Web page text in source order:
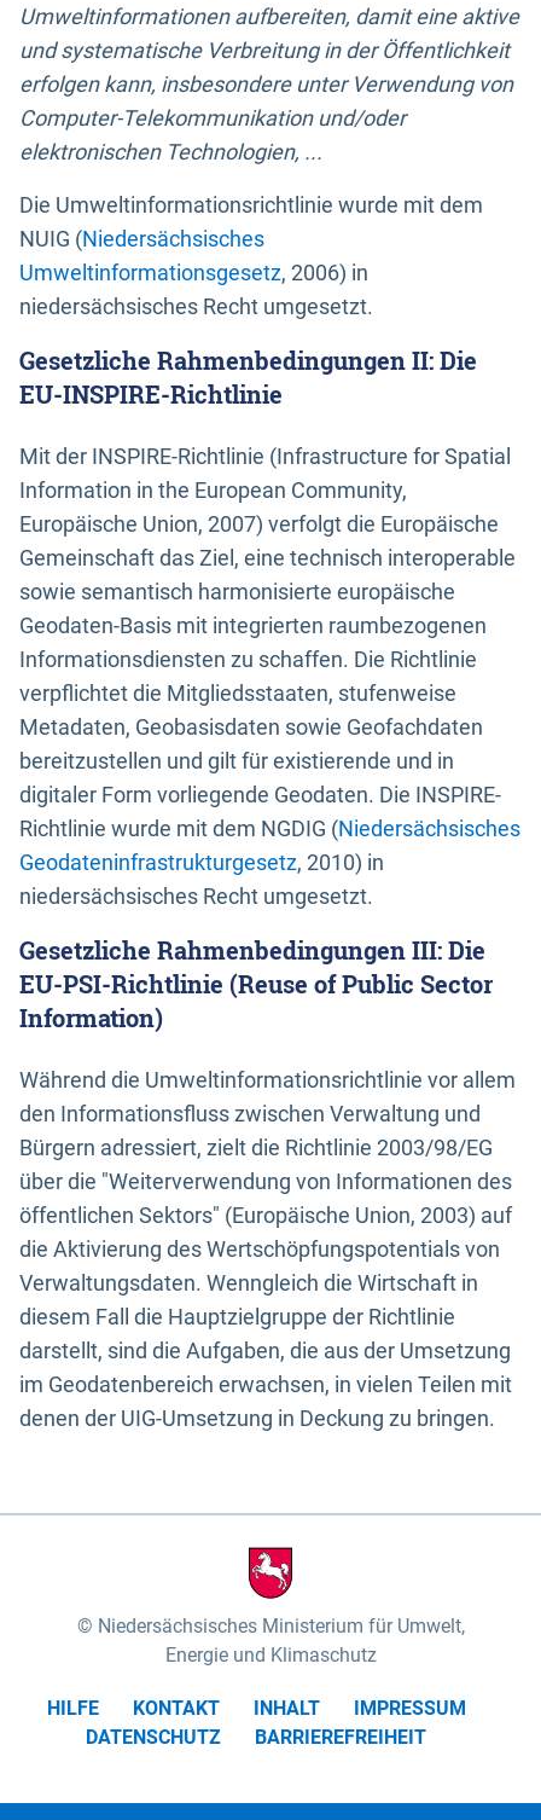
Umweltinformationen aufbereiten, damit eine aktive
und systematische Verbreitung in der Öffentlichkeit
erfolgen kann, insbesondere unter Verwendung von
Computer-Telekommunikation und/oder
elektronischen Technologien, ...
Die Umweltinformationsrichtlinie wurde mit dem
NUIG (Niedersächsisches
Umweltinformationsgesetz, 2006) in
niedersächsisches Recht umgesetzt.
Gesetzliche Rahmenbedingungen II: Die
EU-INSPIRE-Richtlinie
Mit der INSPIRE-Richtlinie (Infrastructure for Spatial
Information in the European Community,
Europäische Union, 2007) verfolgt die Europäische
Gemeinschaft das Ziel, eine technisch interoperable
sowie semantisch harmonisierte europäische
Geodaten-Basis mit integrierten raumbezogenen
Informationsdiensten zu schaffen. Die Richtlinie
verpflichtet die Mitgliedsstaaten, stufenweise
Metadaten, Geobasisdaten sowie Geofachdaten
bereitzustellen und gilt für existierende und in
digitaler Form vorliegende Geodaten. Die INSPIRE-
Richtlinie wurde mit dem NGDIG (Niedersächsisches
Geodateninfrastrukturgesetz, 2010) in
niedersächsisches Recht umgesetzt.
Gesetzliche Rahmenbedingungen III: Die
EU-PSI-Richtlinie (Reuse of Public Sector
Information)
Während die Umweltinformationsrichtlinie vor allem
den Informationsfluss zwischen Verwaltung und
Bürgern adressiert, zielt die Richtlinie 2003/98/EG
über die "Weiterverwendung von Informationen des
öffentlichen Sektors" (Europäische Union, 2003) auf
die Aktivierung des Wertschöpfungspotentials von
Verwaltungsdaten. Wenngleich die Wirtschaft in
diesem Fall die Hauptzielgruppe der Richtlinie
darstellt, sind die Aufgaben, die aus der Umsetzung
im Geodatenbereich erwachsen, in vielen Teilen mit
denen der UIG-Umsetzung in Deckung zu bringen.
Niedersächsisches Ministerium für Umwelt,
Energie und Klimaschutz
HILFE KONTAKT INHALT
IMPRESSUM
DATENSCHUTZ
BARRIEREFREIHEIT